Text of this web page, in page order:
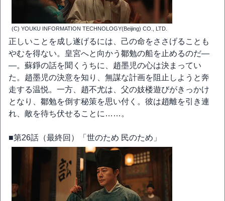
(C) YOUKU INFORMATION TECHNOLOGY(Beijing) CO., LTD.
正しいことを成し遂げるには、己の命をささげることも
やむを得ない。皇宮へと向かう鄒勉の船を止めるのだ―
―。蘇錚の話を聞くうちに、趙墨児の心は決まってい
た。趙墨児の決意を知り、無謀な計画を阻止しようと奔
走する温悦。一方、趙不尤は、父の妓楼遊びがきっかけ
となり、鄒勉を倒す秘策を思い付く。彼は趙離を引き連
れ、敵を待ち伏せることに……。
■第26話（最終回）「世のため 民のため」